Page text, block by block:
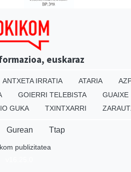
euskaraz
ANTXETA IRRATIA ATARIA
GOIERRI TELEBISTA
GUAIXE
GUKA TXINTXARRI
Gurean Ttap
publizitatea